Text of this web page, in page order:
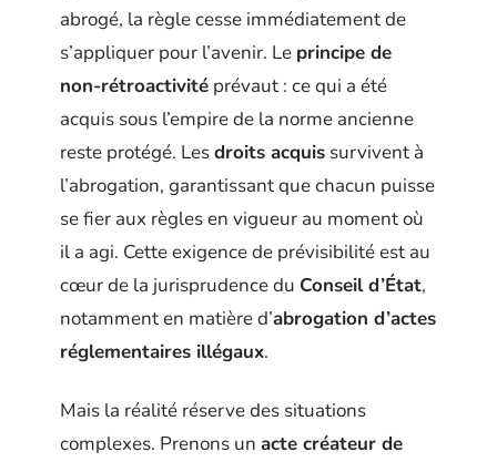
abrogé, la règle cesse immédiatement de
s’appliquer pour l’avenir. Le principe de
non-rétroactivité prévaut : ce qui a été
acquis sous l’empire de la norme ancienne
reste protégé. Lesdroits acquis survivent à
l’abrogation, garantissant que chacun puisse
se fier aux règles en vigueur au moment où
il a agi. Cette exigence de prévisibilité est au
cœur de la jurisprudence du Conseil d’État,
notamment en matière d’abrogation d’actes
réglementaires illégaux.
Mais la réalité réserve des situations
complexes. Prenons un acte créateur de